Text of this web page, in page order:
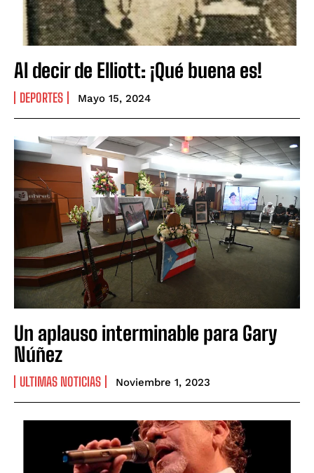
Al decir de Elliott: ¡Qué buena es!
DEPORTES Mayo 15, 2024
Un aplauso interminable para Gary
Núñez
ULTIMAS NOTICIAS Noviembre 1, 2023